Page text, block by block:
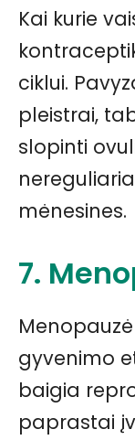
Kai kurie
ciklui.
pleistrai,
slopinti
mėnesines.
7.
gyvenimo
baigia
paprastai